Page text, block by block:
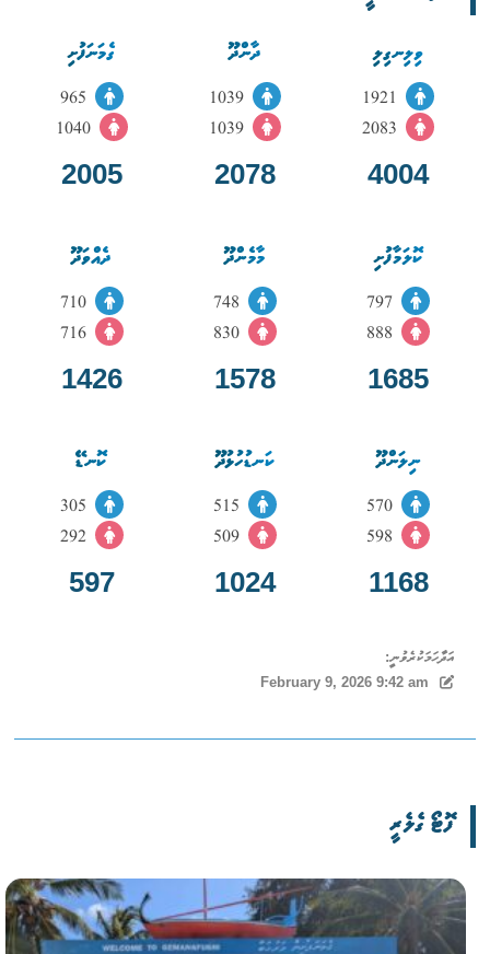
ވިލިނގިލި
1921
2083
4004
ދާންދޫ
1039
1039
2078
ގެމަނަފުށި
1040
2005
ކޮލަމާފުށި
797
888
1685
މާމެންދޫ
748
830
1578
ދެއްވަދޫ
710
716
1426
ނިލަންދޫ
570
598
1168
ކަނޑުހުޅުދޫ
515
509
1024
ކޮނޑޭ
292
597
އަދާހަމަކުރެވުނީ:
February 9, 2026 9:42 am
ފޮޓޯ ގެލެރީ